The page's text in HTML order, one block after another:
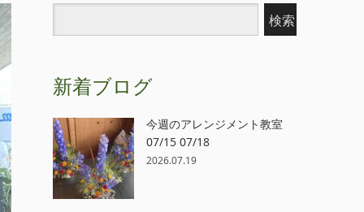
新着ブログ
今週のアレンジメント教室
07/15 07/18
2026.07.19